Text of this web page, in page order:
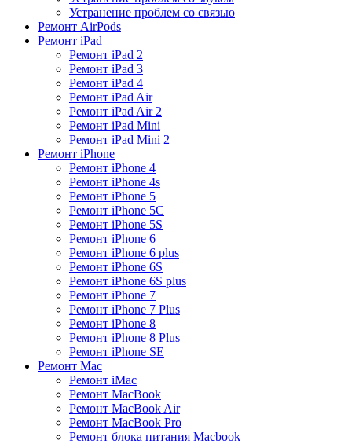
Устранение проблем со связью
Ремонт AirPods
Ремонт iPad
Ремонт iPad 2
Ремонт iPad 3
Ремонт iPad 4
Ремонт iPad Air
Ремонт iPad Air 2
Ремонт iPad Mini
Ремонт iPad Mini 2
Ремонт iPhone
Ремонт iPhone 4
Ремонт iPhone 4s
Ремонт iPhone 5
Ремонт iPhone 5C
Ремонт iPhone 5S
Ремонт iPhone 6
Ремонт iPhone 6 plus
Ремонт iPhone 6S
Ремонт iPhone 6S plus
Ремонт iPhone 7
Ремонт iPhone 7 Plus
Ремонт iPhone 8
Ремонт iPhone 8 Plus
Ремонт iPhone SE
Ремонт Mac
Ремонт iMac
Ремонт MacBook
Ремонт MacBook Air
Ремонт MacBook Pro
Ремонт блока питания Macbook